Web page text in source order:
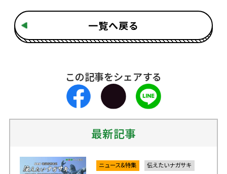
一覧へ戻る
この記事をシェアする
最新記事
ニュース&特集 伝えたいナガサキ